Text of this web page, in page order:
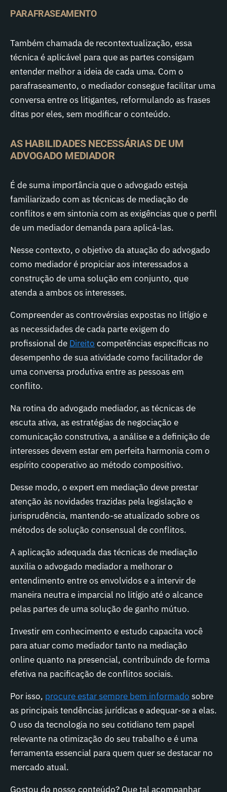
PARAFRASEAMENTO
Também chamada de recontextualização, essa
técnica é aplicável para que as partes consigam
entender melhor a ideia de cada uma. Com o
parafraseamento, o mediador consegue facilitar uma
conversa entre os litigantes, reformulando as frases
ditas por eles, sem modificar o conteúdo.
AS HABILIDADES NECESSÁRIAS DE UM
ADVOGADO MEDIADOR
É de suma importância que o advogado esteja
familiarizado com as técnicas de mediação de
conflitos e em sintonia com as exigências que o perfil
de um mediador demanda para aplicá-las.
Nesse contexto, o objetivo da atuação do advogado
como mediador é propiciar aos interessados a
construção de uma solução em conjunto, que
atenda a ambos os interesses.
Compreender as controvérsias expostas no litígio e
as necessidades de cada parte exigem do
profissional de Direito competências específicas no
desempenho de sua atividade como facilitador de
uma conversa produtiva entre as pessoas em
conflito.
Na rotina do advogado mediador, as técnicas de
escuta ativa, as estratégias de negociação e
comunicação construtiva, a análise e a definição de
interesses devem estar em perfeita harmonia com o
espírito cooperativo ao método compositivo.
Desse modo, o expert em mediação deve prestar
atenção às novidades trazidas pela legislação e
jurisprudência, mantendo-se atualizado sobre os
métodos de solução consensual de conflitos.
A aplicação adequada das técnicas de mediação
auxilia o advogado mediador a melhorar o
entendimento entre os envolvidos e a intervir de
maneira neutra e imparcial no litígio até o alcance
pelas partes de uma solução de ganho mútuo.
Investir em conhecimento e estudo capacita você
para atuar como mediador tanto na mediação
online quanto na presencial, contribuindo de forma
efetiva na pacificação de conflitos sociais.
Por isso, procure estar sempre bem informado sobre
as principais tendências jurídicas e adequar-se a elas.
O uso da tecnologia no seu cotidiano tem papel
relevante na otimização do seu trabalho e é uma
ferramenta essencial para quem quer se destacar no
mercado atual.
Gostou do nosso conteúdo? Que tal acompanhar